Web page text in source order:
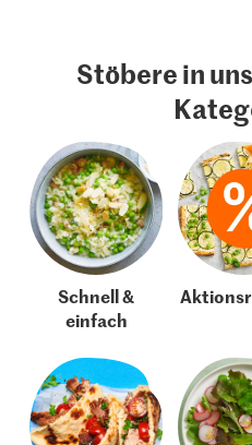
Stöbere in
Schnell &
einfach